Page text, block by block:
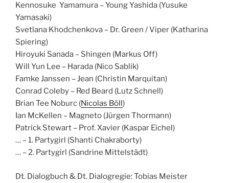
Kennosuke Yamamura – Young Yashida (Yusuke
Yamasaki)
Svetlana Khodchenkova – Dr. Green / Viper (Katharina
Spiering)
Hiroyuki Sanada – Shingen (Markus Off)
Will Yun Lee – Harada (Nico Sablik)
Famke Janssen – Jean (Christin Marquitan)
Conrad Coleby – Red Beard (Lutz Schnell)
Brian Tee Noburc (Nicolas Böll)
Ian McKellen – Magneto (Jürgen Thormann)
Patrick Stewart – Prof. Xavier (Kaspar Eichel)
… – 1. Partygirl (Shanti Chakraborty)
… – 2. Partygirl (Sandrine Mittelstädt)
Dt. Dialogbuch & Dt. Dialogregie: Tobias Meister